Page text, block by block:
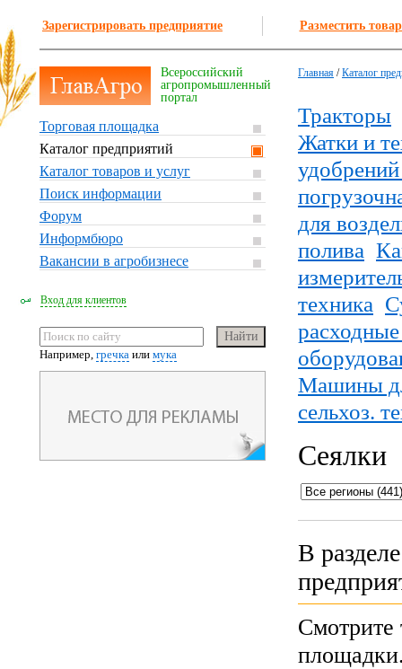
Зарегистрировать предприятие Разместить
Всероссийский
агропромышленный
портал
Торговая площадка
Каталог предприятий
Каталог товаров и услуг
Поиск информации
Форум
Информбюро
Вакансии в агробизнесе
Вход для клиентов
Например, гречка или мука
Главная /Каталог
Тракторы
Жатки и
для
полива
техника
Машины
сельхоз.
Сеялки
В
Смотрите